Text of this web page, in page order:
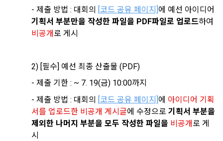
제 4 조 (약관의 해석)
1. 이 약관에서 규정하지 않은 사항에 관해서는 약관의규제등에
관한법률, 전기통신기본법, 전기통신사업법, 정보통신망이용촉
비자기본법 등의 관계법령에 따른다.
2. "회원"이 "회사"와 개별 계약을 체결하여 서비스를 이용하는
경우에는 개별 계약이 우선한다.
제 5 조 (이용계약의 성립)
1. "회원"이 이용신청(회원가입 신청) 작성 후에 "회사"가 웹 상
선택 항목: 프로젝트 또는 대회 코드 링크(추가분), 기타 수상 경
력, 개인 운영 사이트 링크(GitHub, Linkedin 등) ,영상, ppt
모바일 서비스의 특성상 단말기 모델 정보가 수집될 수 있으나,
이는 개인을 식별할 수 없는 형태입니다.
4) 보상금 지급 시 수집하는 항목
필수항목: 본인 계좌정보(은행, 계좌번호), 주민등록번호(근거 :
소득세법)
- 제출 방법 : 대회의
코드 공유 페이지]
기획서 부분만을 작성한 파일을 PDF파일로 업로드
비공개 로 게시
2) [필수] 예선 최종 산출물 (PDF)
- 제출 기한 : ~ 7. 19(금) 10:00까지
- 제출 방법 : 대회의
코드 공유 페이지] 에 아이디어 기획
서를 업로드한 비공개 게시글에 수정으로 기획서 부분을
제외한 나머지 부분을 모두 작성한 파일을 비공개 로 게
시